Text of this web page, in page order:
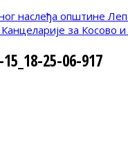
за Косово
25-06-917